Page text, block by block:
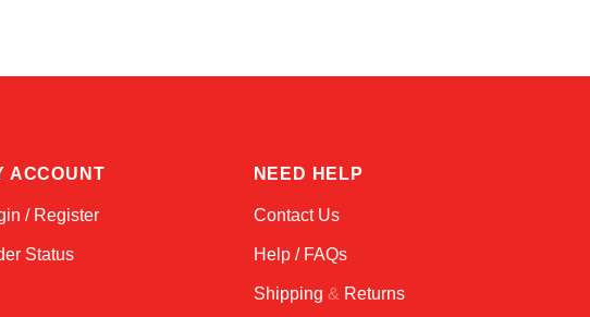
ACCOUNT
/ Register
Status
NEED HELP
Contact Us
Help / FAQs
Shipping & Returns